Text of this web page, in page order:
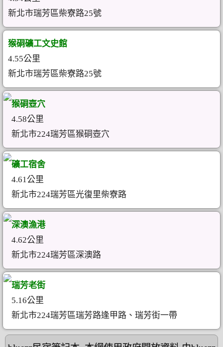
新北市瑞芳區柴寮路25號
猴硐礦工文史館
4.55公里
新北市瑞芳區柴寮路25號
猴硐壺穴
4.58公里
新北市224瑞芳區猴硐壺穴
礦工宿舍
4.61公里
新北市224瑞芳區光復里柴寮路
深澳漁港
4.62公里
新北市224瑞芳區深澳路
瑞芳老街
5.16公里
新北市224瑞芳區瑞芳路逢甲路、瑞芳街一帶